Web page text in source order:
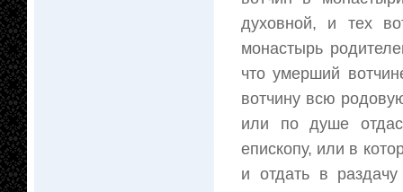
духовной, и тех
монастырь
что умерший
вотчину всю
или по душе
епископу, или в
и отдать в